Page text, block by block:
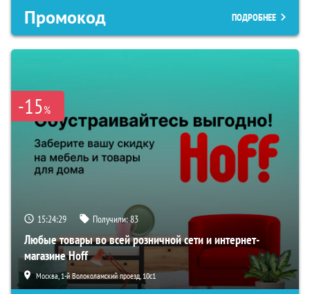
Промокод ПОДРОБНЕЕ
-15%
15:24:27 Получили:83
Любые товары во всей розничной сети и интернет-
магазине Hoff
Москва, 1-й Волоколамский проезд, 10с1